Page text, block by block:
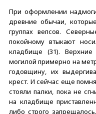
При оформлении
древние обычаи,
группах вепсов.
покойному втыкают
кладбище (31).
могилой примерно на
годовщину, их
крест. И сейчас еще
стояли палки, пока не
на кладбище
либо строго